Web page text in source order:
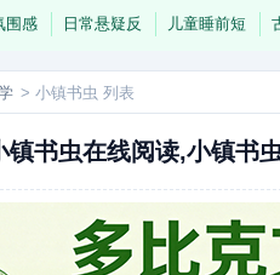
围感 日常悬疑反 儿童睡前短
> 小镇书虫 列表
镇书虫在线阅读,小镇书